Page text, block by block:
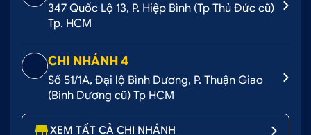
Peugeot 2008 inox đơn giản
347 Quốc Lộ 13, P. Hiệp Bình (Tp Thủ Đức cũ)
Tp. HCM
CHI NHÁNH 4
Số 51/1A, Đại lộ Bình Dương, P. Thuận Giao
(Bình Dương cũ) Tp HCM
XEM TẤT CẢ CHI NHÁNH